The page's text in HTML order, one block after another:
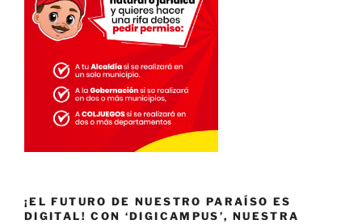
¡EL FUTURO DE NUESTRO PARAÍSO ES
DIGITAL! CON ‘DIGICAMPUS’, NUESTRA